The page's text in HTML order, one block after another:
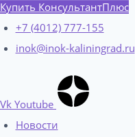
Купить КонсультантПлюс
+7 (4012) 777-155
inok@inok-kaliningrad.ru
Vk Youtube
Новости